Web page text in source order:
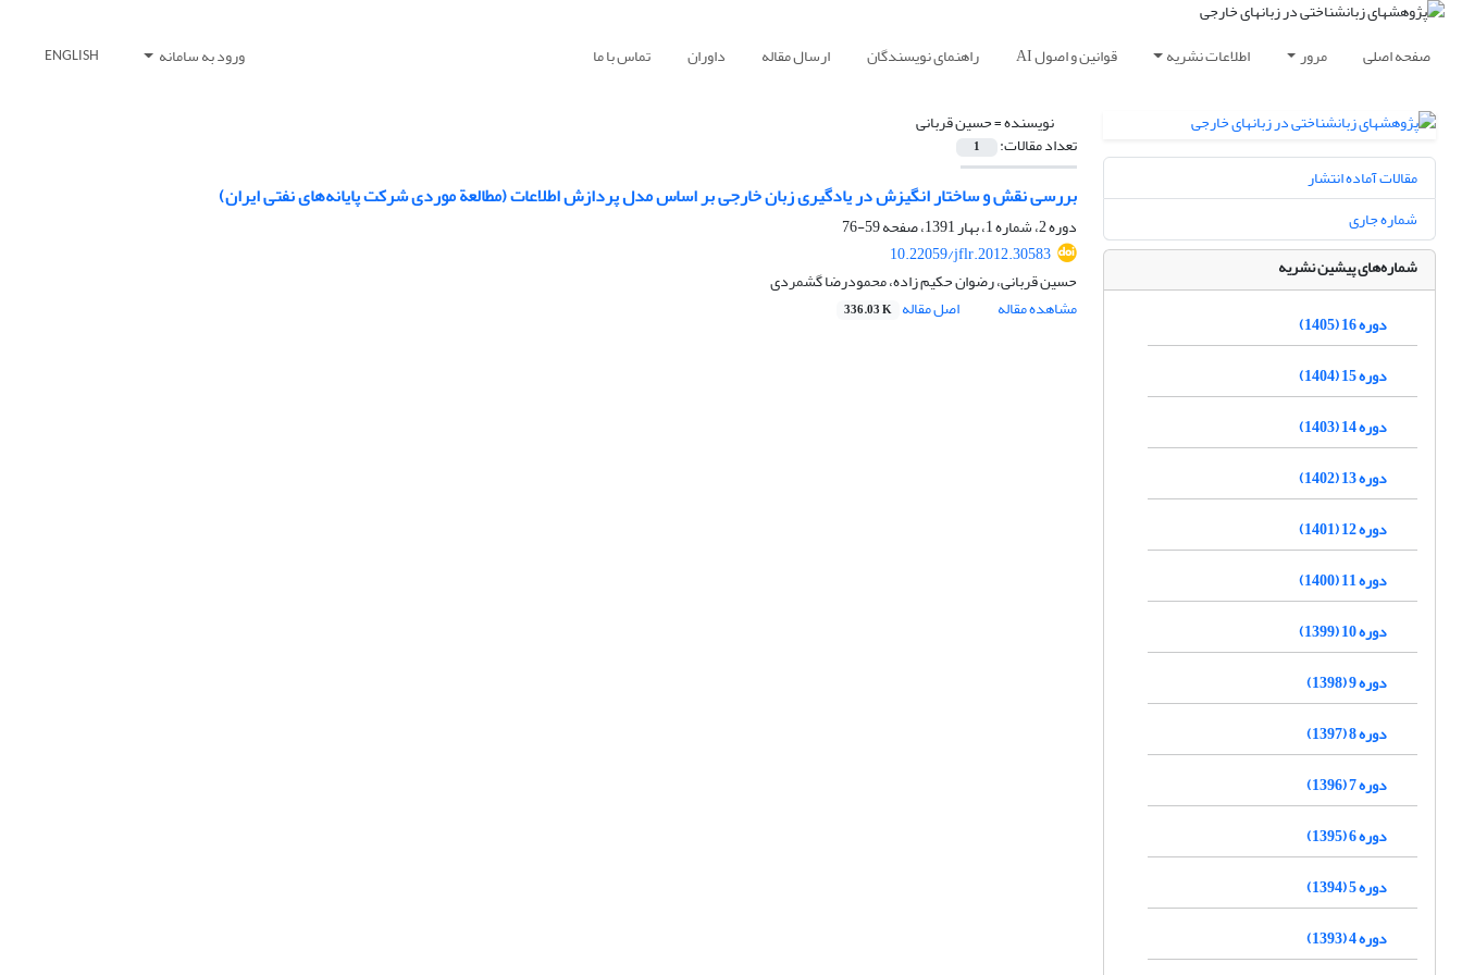
صفحه اصلی مرور اطلاعات نشریه قوانین و اصول AI راهنمای نویسندگان ارسال مقاله داوران تماس با ما ورود به سامانه ENGLISH
نویسنده =حسین قربانی
تعداد مقالات: 1
بررسی نقش و ساختار انگیزش در یادگیری زبان خارجی بر اساس مدل پردازش اطلاعات (مطالعة موردی شرکت پایانه‌های نفتی ایران)
دوره 2، شماره 1، بهار 1391، صفحه
59-76
10.22059/jflr.2012.30583
حسین قربانی، رضوان حکیم زاده، محمودرضا گشمردی
مشاهده مقاله
اصل مقاله 336.03 K
مقالات آماده انتشار
شماره جاری
شماره‌های پیشین نشریه
دوره 16 (1405)
دوره 15 (1404)
دوره 14 (1403)
دوره 13 (1402)
دوره 12 (1401)
دوره 11 (1400)
دوره 10 (1399)
دوره 9 (1398)
دوره 8 (1397)
دوره 7 (1396)
دوره 6 (1395)
دوره 5 (1394)
دوره 4 (1393)